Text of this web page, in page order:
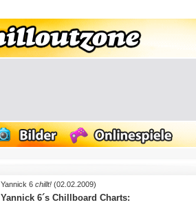
Yannick 6chillt! (02.02.2009)
Yannick 6´s Chillboard Charts: